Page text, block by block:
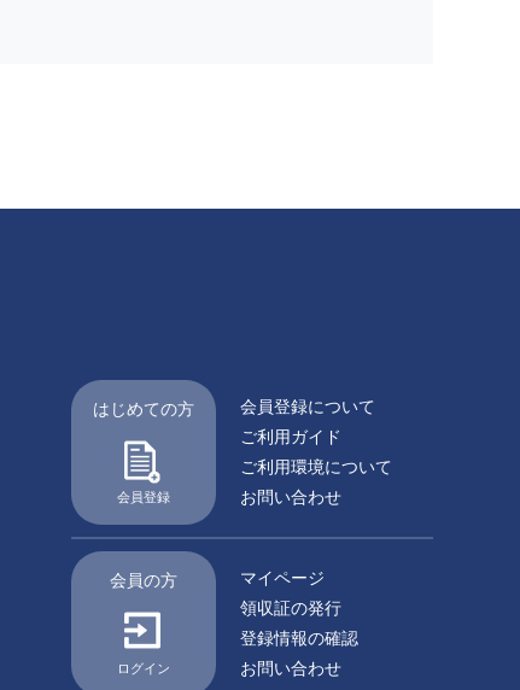
はじめての方
会員登録
会員登録について
ご利用ガイド
ご利用環境について
お問い合わせ
会員の方
ログイン
マイページ
領収証の発行
登録情報の確認
お問い合わせ